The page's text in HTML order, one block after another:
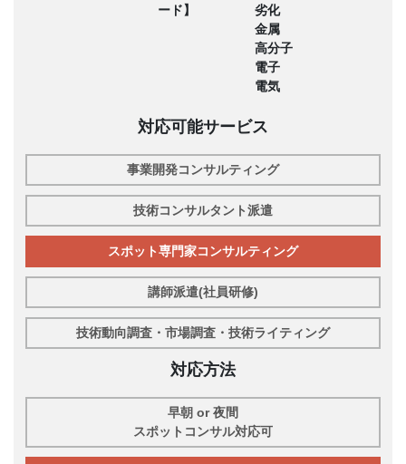
ード】
劣化
金属
高分子
電子
電気
対応可能サービス
事業開発コンサルティング
技術コンサルタント派遣
スポット専門家コンサルティング
講師派遣(社員研修)
技術動向調査・市場調査・技術ライティング
対応方法
早朝 or 夜間
スポットコンサル対応可